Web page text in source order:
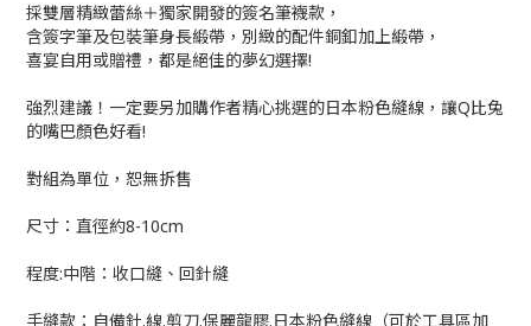
採雙層精緻蕾絲＋獨家開發的簽名筆襪款，
含簽字筆及包裝筆身長緞帶，別緻的配件銅釦加上緞帶，
喜宴自用或贈禮，都是絕佳的夢幻選擇!
強烈建議！一定要另加購作者精心挑選的日本粉色縫線，讓Q比兔
的嘴巴顏色好看!
對組為單位，恕無拆售
尺寸：直徑約8-10cm
程度:中階：收口縫、回針縫
手縫款：自備針.線.剪刀.保麗龍膠.日本粉色縫線（可於工具區加